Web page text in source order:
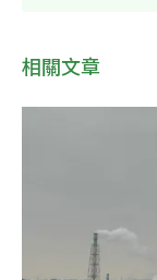
相關文章